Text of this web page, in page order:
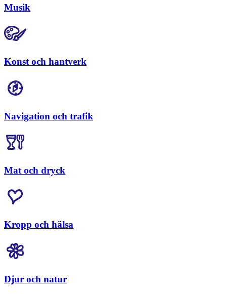
Musik
Konst och hantverk
Navigation och trafik
Mat och dryck
Kropp och hälsa
Djur och natur